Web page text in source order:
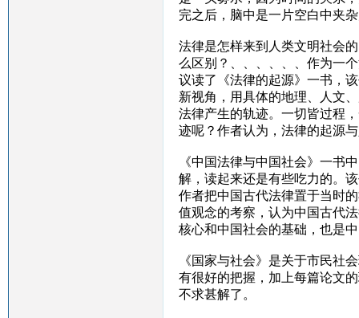
完之后，脑中是一片空白中夹
法律是怎样来到人类文明社会
么区别？、、、、、、作为一
议读了《法律的起源》一书，
新视角，用具体的地理、人文
法律产生的轨迹。一切皆过程
迹呢？作者认为，法律的起源
《中国法律与中国社会》一书
解，读起来还是有些吃力的。
作者把中国古代法律置于当时
值观念的考察，认为中国古代
核心和中国社会的基础，也是
《国家与社会》是关于市民社
有很好的把握，加上每篇论文
不求甚解了。